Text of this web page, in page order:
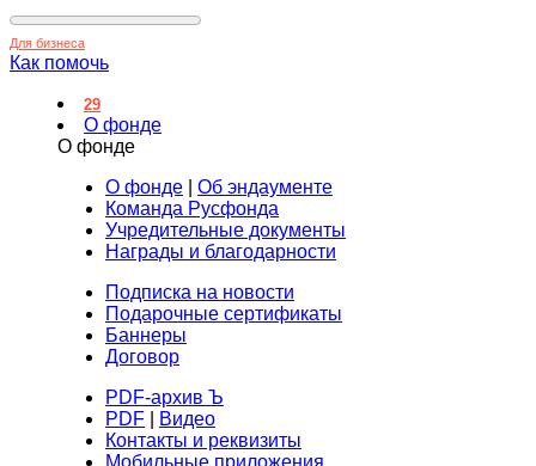
Для бизнеса
Как помочь
29
О фонде
О фонде
О фонде
Об эндаументе
Команда Русфонда
Учредительные документы
Награды и благодарности
Подписка на новости
Подарочные сертификаты
Баннеры
Договор
PDF-архив Ъ
PDF
Видео
Контакты и реквизиты
Мобильные приложения